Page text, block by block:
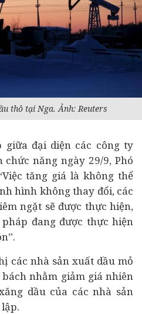
thô tại Nga. Ảnh: Reuters
giữa đại diện các công ty
chức năng ngày 29/9, Phó
tăng giá là không thể
hình không thay đổi, các
ngặt sẽ được thực hiện,
đang được thực hiện
các nhà sản xuất dầu mỏ
nhằm giảm giá nhiên
dầu của các nhà sản